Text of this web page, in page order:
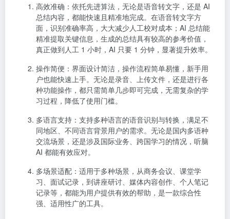
高效准确 ：依托先进算法，无论是语音转文字，还是 AI
总结内容，都能快速且精准地完成。在语音转文字方
面，识别准确率高，大大减少人工校对成本；AI 总结能
精准提取关键信息，生成的总结具有较高的参考价值，
真正做到人工 1 小时，AI 只要 1 分钟，显著提升效率。
操作简便 ：界面设计简洁，操作流程简单易懂，新手用
户也能快速上手。无论是录音、上传文件，还是进行各
种功能操作，都只需简单几步即可完成，无需复杂的学
习过程，降低了使用门槛。
多语言支持 ：支持多种语言的语音识别与转换，满足不
同地区、不同语言背景用户的需求。无论是国内多语种
交流场景，还是涉及国际业务、跨国学习的情况，听脑
AI 都能有效应对。
多场景适配 ：适用于多种场景，从商务会议、课堂学
习、面试记录，到讲座研讨、媒体内容创作、个人笔记
记录等，都能为用户提供有效的帮助，是一款综合性
强、适用性广的工具。